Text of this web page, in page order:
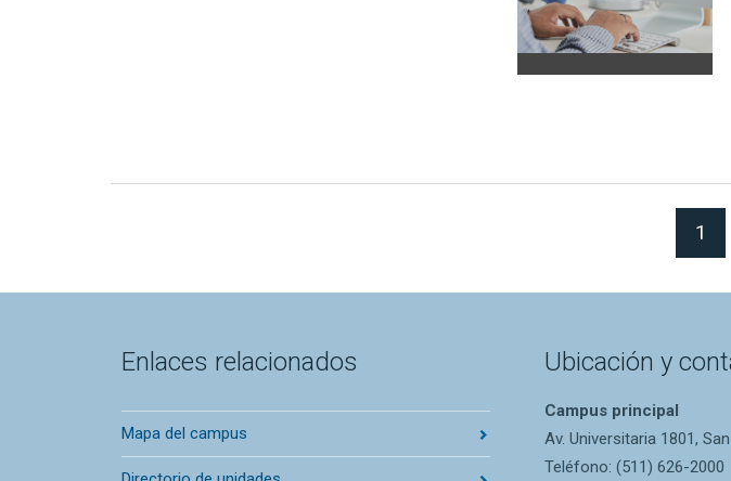
1
Enlaces relacionados
Mapa del campus
Ubicación y
Campus principal
Av. Universitaria 1801,
Teléfono: (511) 626-2000